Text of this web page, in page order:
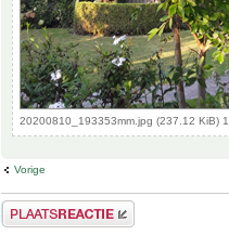
20200810_193353mm.jpg (237.12 KiB)
Vorige
Plaats een reactie